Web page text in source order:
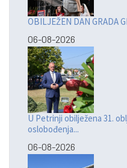
OBILJEŽEN DAN GRADA
06-08-2026
U Petrinji obilježena 31.
oslobođenja...
06-08-2026